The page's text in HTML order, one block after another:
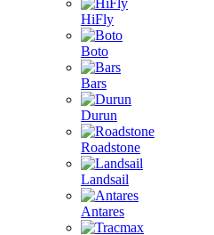
HiFly
Boto
Bars
Durun
Roadstone
Landsail
Antares